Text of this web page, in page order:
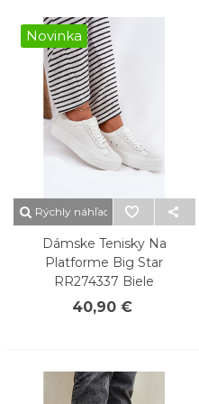
Novinka
Rýchly náhľad
Dámske Tenisky Na
Platforme Big Star
RR274337 Biele
40,90 €